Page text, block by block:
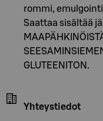
rommi,
Saattaa sisältää
GLUTEENITON.
Yhteystiedot